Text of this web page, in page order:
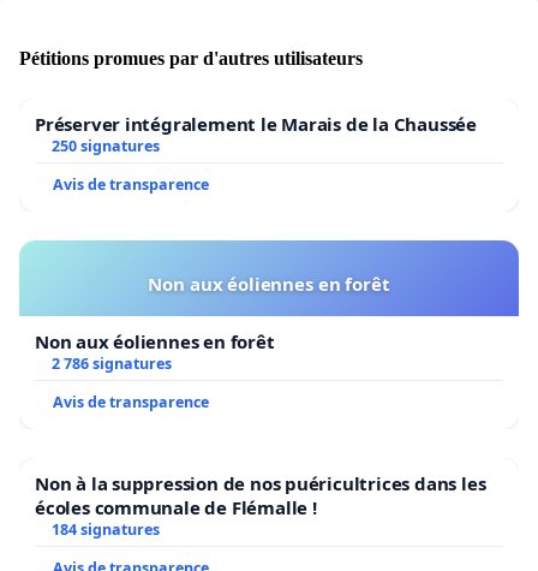
Pétitions promues par d'autres utilisateurs
Préserver intégralement le Marais de la Chaussée
250 signatures
Avis de transparence
Non aux éoliennes en forêt
Non aux éoliennes en forêt
2 786 signatures
Avis de transparence
Non à la suppression de nos puéricultrices dans les
écoles communale de Flémalle !
184 signatures